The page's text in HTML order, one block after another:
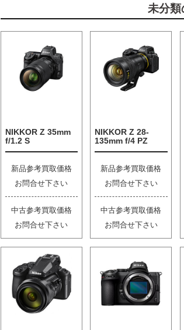
未分類
NIKKOR Z 35mm
f/1.2 S
新品参考買取価格
お問合せ下さい
中古参考買取価格
お問合せ下さい
NIKKOR Z 28-
135mm f/4 PZ
新品参考買取価格
お問合せ下さい
中古参考買取価格
お問合せ下さい